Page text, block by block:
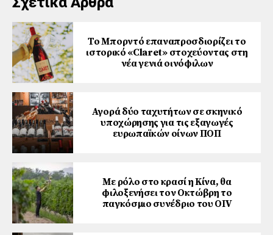
Το Μπορντό επαναπροσδιορίζει το
ιστορικό «Claret» στοχεύοντας στη
νέα γενιά οινόφιλων
Αγορά δύο ταχυτήτων σε σκηνικό
υποχώρησης για τις εξαγωγές
ευρωπαϊκών οίνων ΠΟΠ
Με ρόλο στο κρασί η Κίνα, θα
φιλοξενήσει τον Οκτώβρη το
παγκόσμιο συνέδριο του ΟΙV